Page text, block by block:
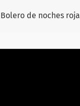
Volver a los detalles
Bolero de noches